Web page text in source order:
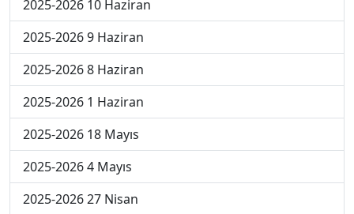
2025-2026 10 Haziran
2025-2026 9 Haziran
2025-2026 8 Haziran
2025-2026 1 Haziran
2025-2026 18 Mayıs
2025-2026 4 Mayıs
2025-2026 27 Nisan